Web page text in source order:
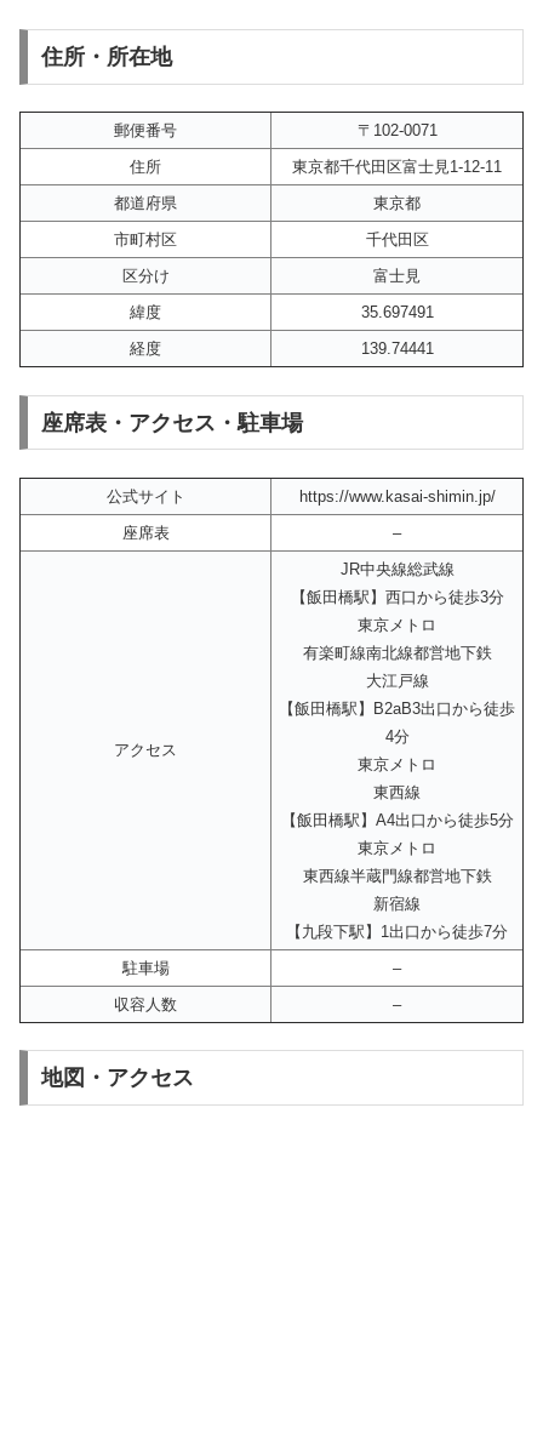
住所・所在地
郵便番号
〒102-0071
住所
東京都千代田区富士見1-12-11
都道府県
東京都
市町村区
千代田区
区分け
富士見
緯度
35.697491
経度
139.74441
座席表・アクセス・駐車場
公式サイト
https://www.kasai-shimin.jp/
座席表
–
アクセス
JR中央線総武線
【飯田橋駅】西口から徒歩3分
東京メトロ
有楽町線南北線都営地下鉄
大江戸線
【飯田橋駅】B2aB3出口から徒歩
4分
東京メトロ
東西線
【飯田橋駅】A4出口から徒歩5分
東京メトロ
東西線半蔵門線都営地下鉄
新宿線
【九段下駅】1出口から徒歩7分
駐車場
–
収容人数
–
地図・アクセス